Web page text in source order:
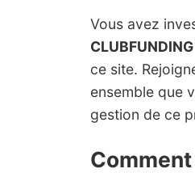
Vous avez
CLUBFUNDING
ce site.
ensemble que
gestion de ce